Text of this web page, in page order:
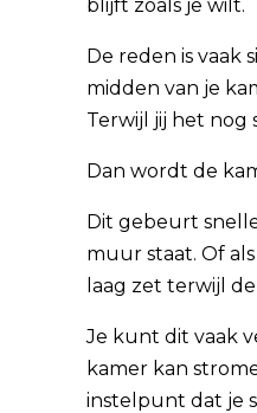
blijft zoals je wilt.
De reden is vaak
midden van je
Terwijl jij het nog
Dan wordt de
Dit gebeurt
muur staat. Of
laag zet terwijl
Je kunt dit vaak
kamer kan
instelpunt dat je